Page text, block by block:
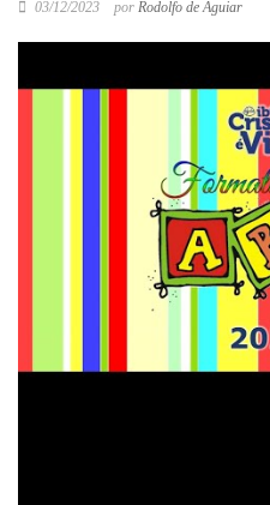
03/12/2023 por Rodolfo de Aguiar